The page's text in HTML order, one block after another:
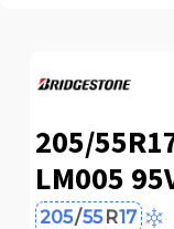
205/
LM005
205/55R17